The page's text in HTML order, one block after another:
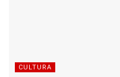
CULTURA